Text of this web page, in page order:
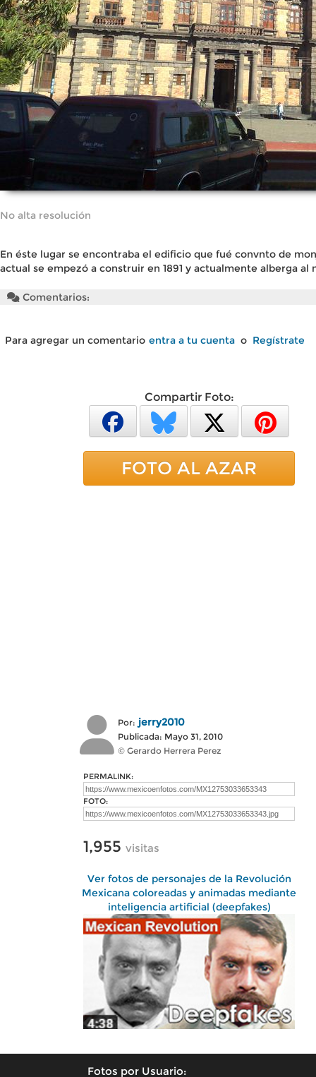
No alta resolución
En éste lugar se encontraba el edificio que fué convnto de
actual se empezó a construir en 1891 y actualmente alberga al
Comentarios:
Para agregar un comentario entra a tu cuenta o Regístrate
Compartir Foto:
FOTO AL AZAR
Por: jerry2010
Publicada: Mayo 31, 2010
© Gerardo Herrera Perez
PERMALINK:
FOTO:
1,955 visitas
Ver fotos de personajes de la Revolución
Mexicana coloreadas y animadas mediante
inteligencia artificial (deepfakes)
Fotos por Usuario: